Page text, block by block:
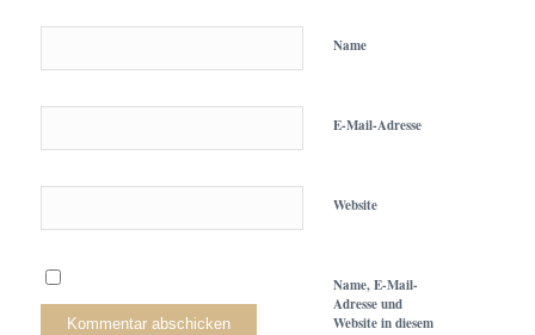
Name
E-Mail-Adresse
Website
Name, E-Mail-
Adresse und
Website in diesem